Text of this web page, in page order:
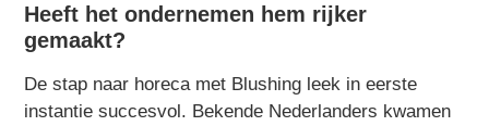
Heeft het ondernemen hem rijker
gemaakt?
De stap naar horeca met Blushing leek in eerste
instantie succesvol. Bekende Nederlanders kwamen